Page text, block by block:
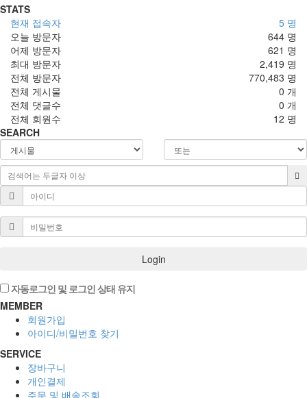
STATS
5 명
현재 접속자
644 명
오늘 방문자
621 명
어제 방문자
2,419 명
최대 방문자
770,483 명
전체 방문자
0 개
전체 게시물
0 개
전체 댓글수
12 명
전체 회원수
SEARCH
Login
자동로그인 및 로그인 상태 유지
MEMBER
회원가입
아이디/비밀번호 찾기
SERVICE
장바구니
개인결제
주문 및 배송조회